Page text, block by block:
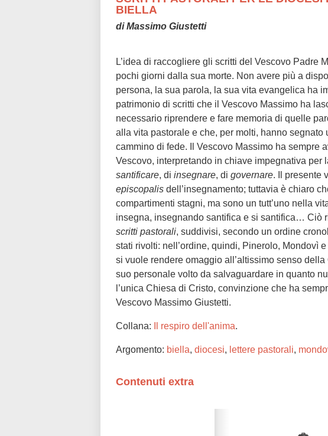
BIELLA
di Massimo Giustetti
L’idea di raccogliere gli scritti del Vescovo Padre
pochi giorni dalla sua morte. Non avere più a
persona, la sua parola, la sua vita evangelica ha
patrimonio di scritti che il Vescovo Massimo ha
necessario riprendere e fare memoria di quelle
alla vita pastorale e che, per molti, hanno
cammino di fede. Il Vescovo Massimo ha sempre
Vescovo, interpretando in chiave impegnativa per
santificare, di insegnare, di governare. Il presente
episcopalis dell’insegnamento; tuttavia è chiaro
compartimenti stagni, ma sono un tutt’uno nella
insegna, insegnando santifica e si santifica… Ciò
scritti pastorali, suddivisi, secondo un ordine
stati rivolti: nell’ordine, quindi, Pinerolo, Mondovì
si vuole rendere omaggio all’altissimo senso
suo personale volto da salvaguardare in quanto
l’unica Chiesa di Cristo, convinzione che ha
Vescovo Massimo Giustetti.
Collana: Il respiro dell'anima.
Argomento: biella, diocesi, lettere pastorali,
Contenuti extra